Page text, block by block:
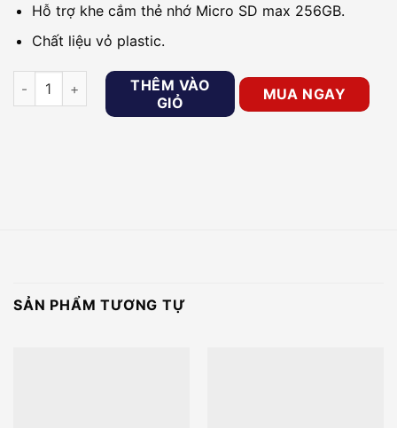
Hỗ trợ khe cắm thẻ nhớ Micro SD max 256GB.
Chất liệu vỏ plastic.
Camera IP Wifi quay quét 2MP IMOU A22EP-H-V2 số lượng
THÊM VÀO
GIỎ
MUA NGAY
SẢN PHẨM TƯƠNG TỰ